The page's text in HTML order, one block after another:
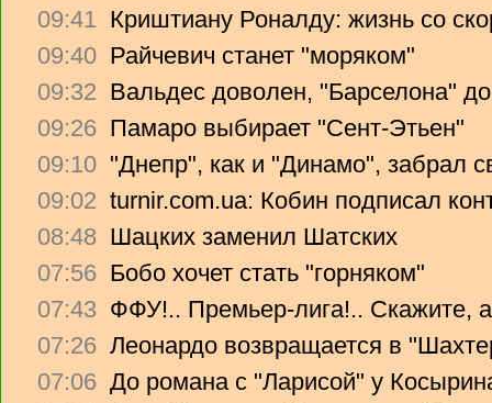
09:41 Криштиану Роналду: жизнь со
09:40 Райчевич станет "моряком"
09:32 Вальдес доволен, "Барселона"
09:26 Памаро выбирает "Сент-Этьен"
09:10 "Днепр", как и "Динамо", забрал
09:02 turnir.com.ua: Кобин подписал
08:48 Шацких заменил Шатских
07:56 Бобо хочет стать "горняком"
07:43 ФФУ!.. Премьер-лига!.. Скажите,
07:26 Леонардо возвращается в
07:06 До романа с "Ларисой" у